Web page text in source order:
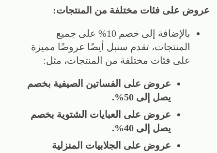
عروض على فئات مختلفة من المنتجات:
بالإضافة إلى خصم 10% على جميع
المنتجات، تقدم سنبل أيضًا عروضًا مميزة
على فئات مختلفة من المنتجات، مثل:
عروض على الفساتين الصيفية بخصم
يصل إلى 50%.
عروض على العبايات الشتوية بخصم
يصل إلى 40%.
عروض على الجلابيات المنزلية